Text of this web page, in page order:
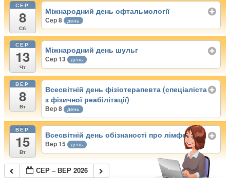
СЕР
8
Сб
Міжнародний день офтальмології
Сер 8 день
СЕР
13
Чт
Міжнародний день шульг
Сер 13 день
ВЕР
8
Вт
Всесвітній день фізіотерапевта (спеціаліста
з фізичної реабілітації)
Вер 8 день
ВЕР
15
Вт
Всесвітній день обізнаності про лімфому
Вер 15 день
СЕР – ВЕР 2026